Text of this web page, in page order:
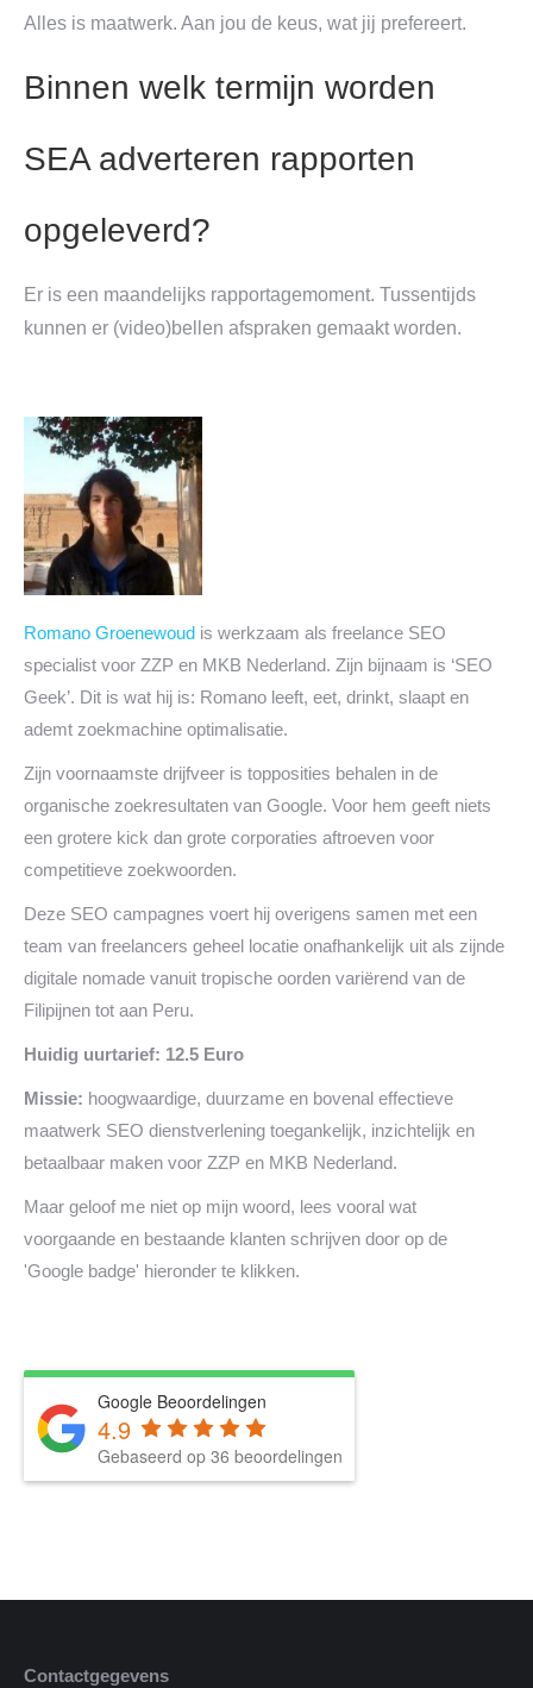
Alles is maatwerk. Aan jou de keus, wat jij prefereert.
Binnen welk termijn worden
SEA adverteren rapporten
opgeleverd?
Er is een maandelijks rapportagemoment. Tussentijds
kunnen er (video)bellen afspraken gemaakt worden.
Romano Groenewoud is werkzaam als freelance SEO
specialist voor ZZP en MKB Nederland. Zijn bijnaam is ‘SEO
Geek’. Dit is wat hij is: Romano leeft, eet, drinkt, slaapt en
ademt zoekmachine optimalisatie.
Zijn voornaamste drijfveer is topposities behalen in de
organische zoekresultaten van Google. Voor hem geeft niets
een grotere kick dan grote corporaties aftroeven voor
competitieve zoekwoorden.
Deze SEO campagnes voert hij overigens samen met een
team van freelancers geheel locatie onafhankelijk uit als zijnde
digitale nomade vanuit tropische oorden variërend van de
Filipijnen tot aan Peru.
Huidig uurtarief: 12.5 Euro
Missie: hoogwaardige, duurzame en bovenal effectieve
maatwerk SEO dienstverlening toegankelijk, inzichtelijk en
betaalbaar maken voor ZZP en MKB Nederland.
Maar geloof me niet op mijn woord, lees vooral wat
voorgaande en bestaande klanten schrijven door op de
'Google badge' hieronder te klikken.
Google Beoordelingen
4.9
Gebaseerd op 36 beoordelingen
Contactgegevens